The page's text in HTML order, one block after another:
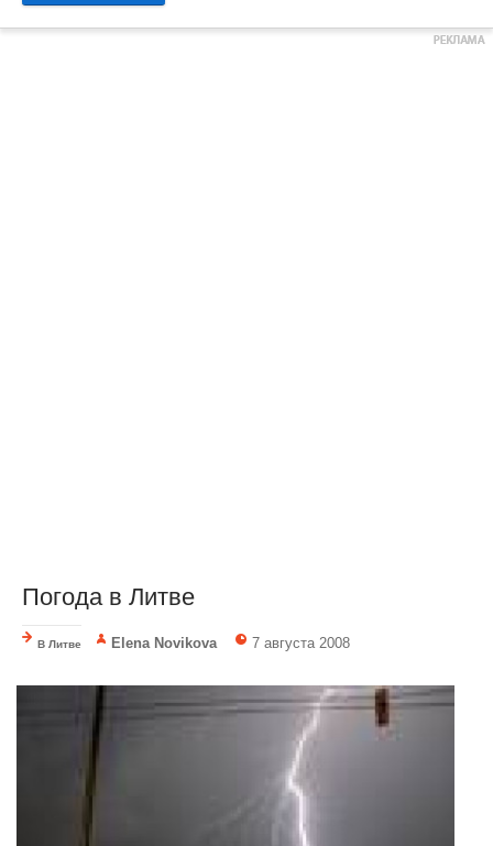
Погода в Литве
В Литве Elena Novikova 7 августа 2008